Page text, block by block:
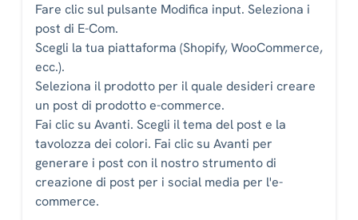
Fare clic sul pulsante Modifica input. Seleziona i
post di E-Com.
Scegli la tua piattaforma (Shopify, WooCommerce,
ecc.).
Seleziona il prodotto per il quale desideri creare
un post di prodotto e-commerce.
Fai clic su Avanti. Scegli il tema del post e la
tavolozza dei colori. Fai clic su Avanti per
generare i post con il nostro strumento di
creazione di post per i social media per l'e-
commerce.